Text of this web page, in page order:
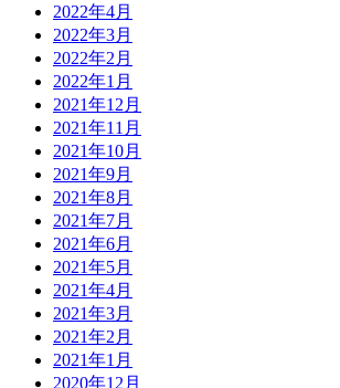
2022年4月
2022年3月
2022年2月
2022年1月
2021年12月
2021年11月
2021年10月
2021年9月
2021年8月
2021年7月
2021年6月
2021年5月
2021年4月
2021年3月
2021年2月
2021年1月
2020年12月